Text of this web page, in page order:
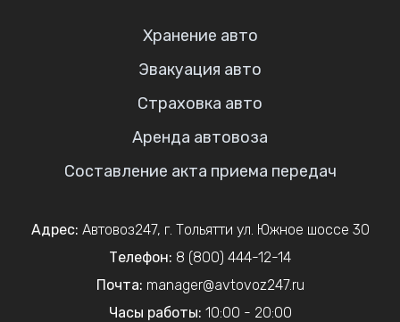
Хранение авто
Эвакуация авто
Страховка авто
Аренда автовоза
Составление акта приема передач
Адрес: Автовоз247, г. Тольятти ул. Южное шоссе 30
Телефон: 8 (800) 444-12-14
Почта: manager@avtovoz247.ru
Часы работы: 10:00 - 20:00